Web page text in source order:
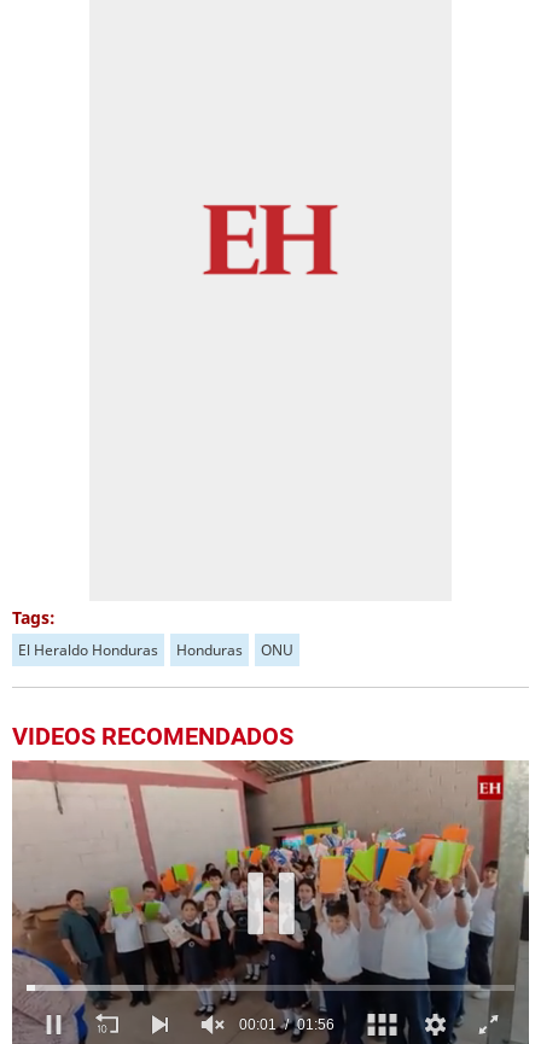
Tags:
El Heraldo Honduras Honduras ONU
VIDEOS RECOMENDADOS